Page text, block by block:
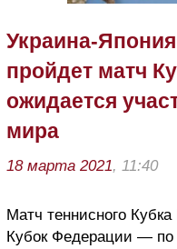
Украина-
пройдет матч
ожидается
мира
18 марта 2021, 11:40
Матч теннисного
Кубок Федерации — по